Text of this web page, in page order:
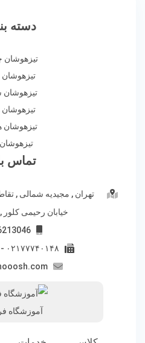
دسته
تیزهوشان
تیزهوشان
تیزهوشان
تیزهوشان
تماس
تهران , مجیدیه شمالی ,
خیابان رحیمی کلور , پلاک380
09056213046
آموزشگاه